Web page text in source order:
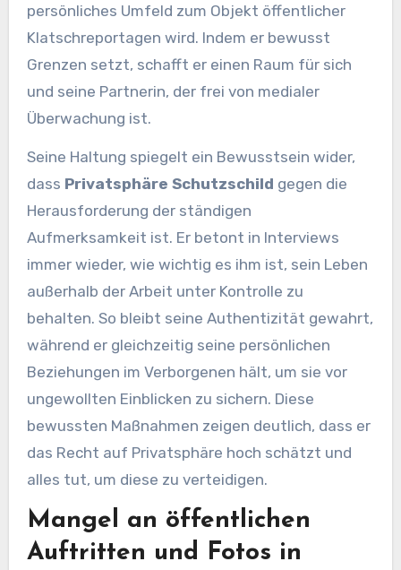
persönliches Umfeld zum Objekt öffentlicher
Klatschreportagen wird. Indem er bewusst
Grenzen setzt, schafft er einen Raum für sich
und seine Partnerin, der frei von medialer
Überwachung ist.
Seine Haltung spiegelt ein Bewusstsein wider,
dass Privatsphäre Schutzschild gegen die
Herausforderung der ständigen
Aufmerksamkeit ist. Er betont in Interviews
immer wieder, wie wichtig es ihm ist, sein Leben
außerhalb der Arbeit unter Kontrolle zu
behalten. So bleibt seine Authentizität gewahrt,
während er gleichzeitig seine persönlichen
Beziehungen im Verborgenen hält, um sie vor
ungewollten Einblicken zu sichern. Diese
bewussten Maßnahmen zeigen deutlich, dass er
das Recht auf Privatsphäre hoch schätzt und
alles tut, um diese zu verteidigen.
Mangel an öffentlichen
Auftritten und Fotos in